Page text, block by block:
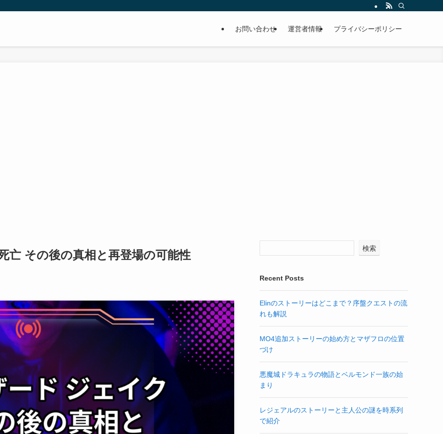
お問い合わせ 運営者情報 プライバシーポリシー
亡 その後の真相と再登場の可能性 検索
Recent Posts
Elinのストーリーはどこまで？序盤クエストの流
れも解説
MO4追加ストーリーの始め方とマザフロの位置
づけ
悪魔城ドラキュラの物語とベルモンド一族の始
まり
レジェアルのストーリーと主人公の謎を時系列
で紹介